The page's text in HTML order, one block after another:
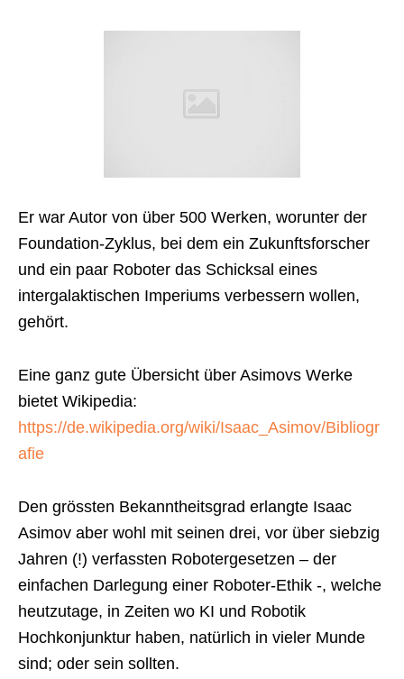
Er war Autor von über 500 Werken, worunter der
Foundation-Zyklus, bei dem ein Zukunftsforscher
und ein paar Roboter das Schicksal eines
intergalaktischen Imperiums verbessern wollen,
gehört.
Eine ganz gute Übersicht über Asimovs Werke
bietet Wikipedia:
https://de.wikipedia.org/wiki/Isaac_Asimov/Bibliogr
afie
Den grössten Bekanntheitsgrad erlangte Isaac
Asimov aber wohl mit seinen drei, vor über siebzig
Jahren (!) verfassten Robotergesetzen – der
einfachen Darlegung einer Roboter-Ethik -, welche
heutzutage, in Zeiten wo KI und Robotik
Hochkonjunktur haben, natürlich in vieler Munde
sind; oder sein sollten.